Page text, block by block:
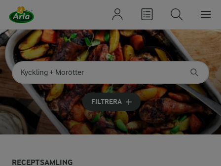
Sök på kategori eller ingrediens
Skriv in sökord för att få förslag
FILTRERA
RECEPTSAMLING